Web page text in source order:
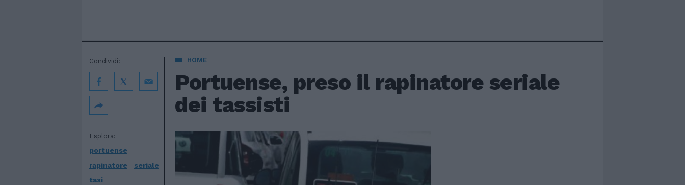
HOME
Portuense, preso il rapinatore seriale
dei tassisti
Esplora:
portuense
rapinatore
seriale
taxi
Condividi: